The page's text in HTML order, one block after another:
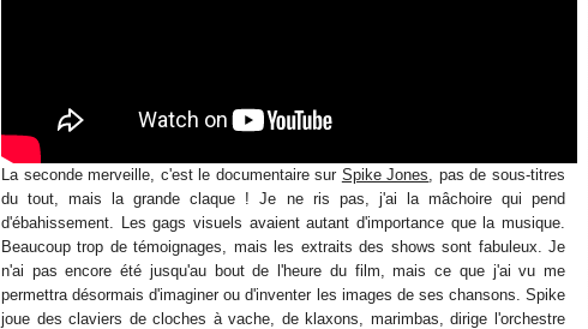
La seconde merveille, c'est le documentaire sur Spike Jones , pas de sous-titres
du tout, mais la grande claque ! Je ne ris pas, j'ai la mâchoire qui pend
d'ébahissement. Les gags visuels avaient autant d'importance que la musique.
Beaucoup trop de témoignages, mais les extraits des shows sont fabuleux. Je
n'ai pas encore été jusqu'au bout de l'heure du film, mais ce que j'ai vu me
permettra désormais d'imaginer ou d'inventer les images de ses chansons. Spike
joue des claviers de cloches à vache, de klaxons, marimbas, dirige l'orchestre